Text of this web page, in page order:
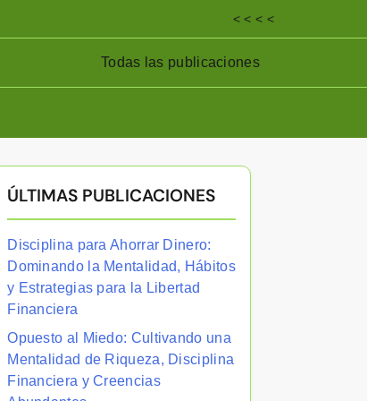
< < < <
Todas las publicaciones
ÚLTIMAS PUBLICACIONES
Disciplina para Ahorrar Dinero:
Dominando la Mentalidad, Hábitos
y Estrategias para la Libertad
Financiera
Opuesto al Miedo: Cultivando una
Mentalidad de Riqueza, Disciplina
Financiera y Creencias